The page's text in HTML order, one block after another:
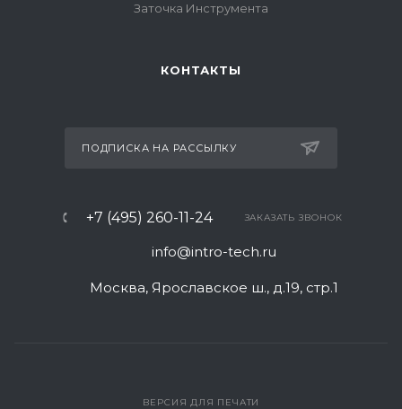
Заточка Инструмента
КОНТАКТЫ
ПОДПИСКА НА РАССЫЛКУ
+7 (495) 260-11-24 ЗАКАЗАТЬ ЗВОНОК
info@intro-tech.ru
Москва, Ярославское ш., д.19, стр.1
ВЕРСИЯ ДЛЯ ПЕЧАТИ